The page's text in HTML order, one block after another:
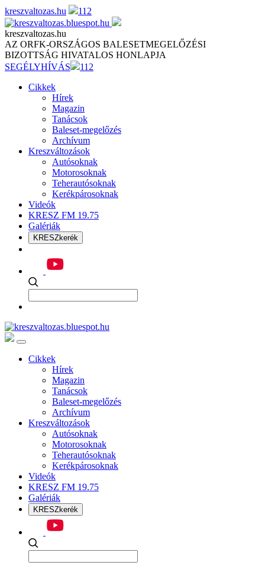
Skip
to
content
kreszvaltozas.hu 112
kreszvaltozas.hu
AZ ORFK-ORSZÁGOS BALESETMEGELŐZÉSI
BIZOTTSÁG HIVATALOS HONLAPJA
SEGÉLYHÍVÁS
112
Cikkek
Hírek
Magazin
Tanácsok
Baleset-megelőzés
Archívum
Kreszváltozások
Autósoknak
Motorosoknak
Teherautósoknak
Kerékpárosoknak
Videók
KRESZ FM 19.75
Galériák
KRESZkerék
Cikkek
Hírek
Magazin
Tanácsok
Baleset-megelőzés
Archívum
Kreszváltozások
Autósoknak
Motorosoknak
Teherautósoknak
Kerékpárosoknak
Videók
KRESZ FM 19.75
Galériák
KRESZkerék